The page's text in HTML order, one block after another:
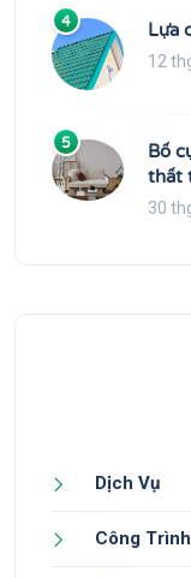
4 Lựa
12
5
Bố
thất
30
Dịch Vụ
Công